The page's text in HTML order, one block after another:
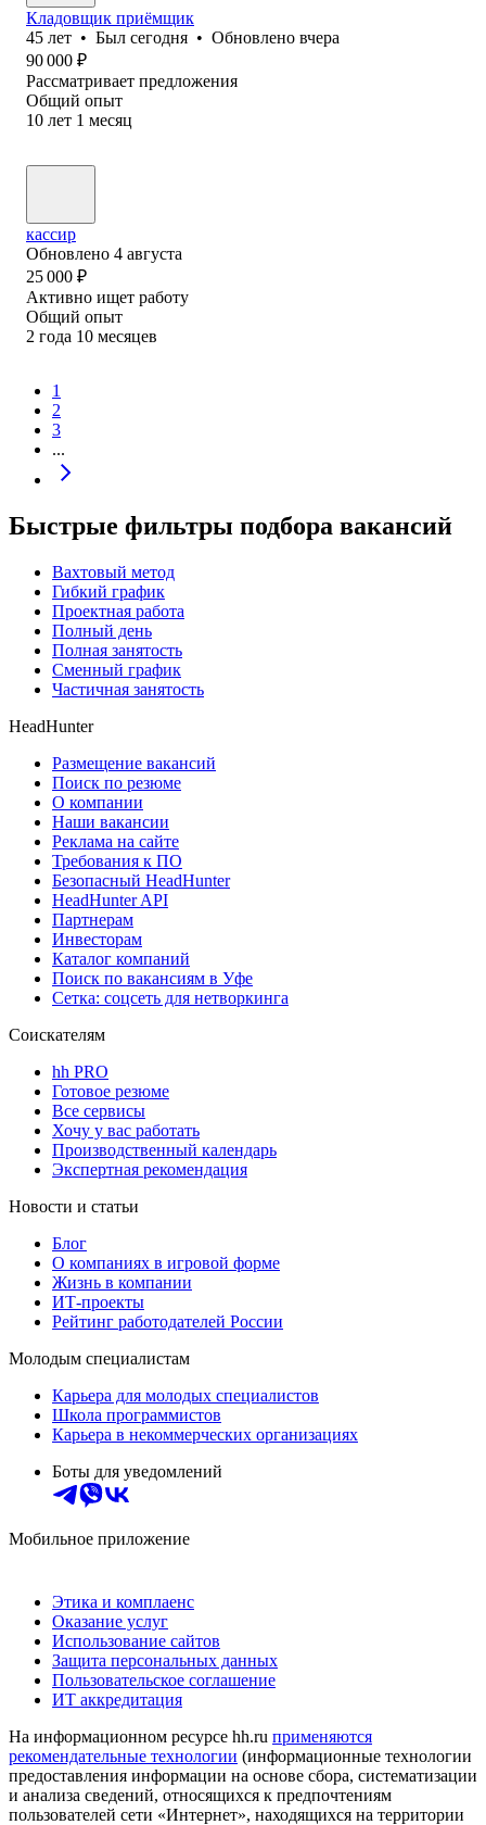
Кладовщик приёмщик
45 лет • Был сегодня • Обновлено вчера
90 000 ₽
Рассматривает предложения
Общий опыт
10 лет 1 месяц
кассир
Обновлено 4 августа
25 000 ₽
Активно ищет работу
Общий опыт
2 года 10 месяцев
1
2
3
...
Быстрые фильтры подбора вакансий
Вахтовый метод
Гибкий график
Проектная работа
Полный день
Полная занятость
Сменный график
Частичная занятость
HeadHunter
Размещение вакансий
Поиск по резюме
О компании
Наши вакансии
Реклама на сайте
Требования к ПО
Безопасный HeadHunter
HeadHunter API
Партнерам
Инвесторам
Каталог компаний
Поиск по вакансиям в Уфе
Сетка: соцсеть для нетворкинга
Соискателям
hh PRO
Готовое резюме
Все сервисы
Хочу у вас работать
Производственный календарь
Экспертная рекомендация
Новости и статьи
Блог
О компаниях в игровой форме
Жизнь в компании
ИТ-проекты
Рейтинг работодателей России
Молодым специалистам
Карьера для молодых специалистов
Школа программистов
Карьера в некоммерческих организациях
Боты для уведомлений
Мобильное приложение
Этика и комплаенс
Оказание услуг
Использование сайтов
Защита персональных данных
Пользовательское соглашение
ИТ аккредитация
На информационном ресурсе hh.ru применяются
рекомендательные технологии (информационные технологии
предоставления информации на основе сбора, систематизации
и анализа сведений, относящихся к предпочтениям
пользователей сети «Интернет», находящихся на территории